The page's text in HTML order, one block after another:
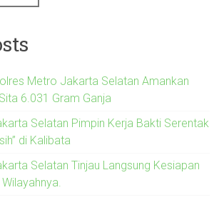
Metro Jakarta Selatan Amankan
6.031 Gram Ganja
Selatan Pimpin Kerja Bakti Serentak
di Kalibata
Selatan Tinjau Langsung Kesiapan